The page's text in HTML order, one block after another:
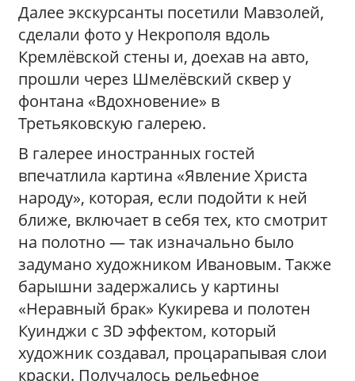
Далее экскурсанты посетили Мавзолей,
сделали фото у Некрополя вдоль
Кремлёвской стены и, доехав на авто,
прошли через Шмелёвский сквер у
фонтана «Вдохновение» в
Третьяковскую галерею.
В галерее иностранных гостей
впечатлила картина «Явление Христа
народу», которая, если подойти к ней
ближе, включает в себя тех, кто смотрит
на полотно — так изначально было
задумано художником Ивановым. Также
барышни задержались у картины
«Неравный брак» Кукирева и полотен
Куинджи с 3D эффектом, который
художник создавал, процарапывая слои
краски. Получалось рельефное